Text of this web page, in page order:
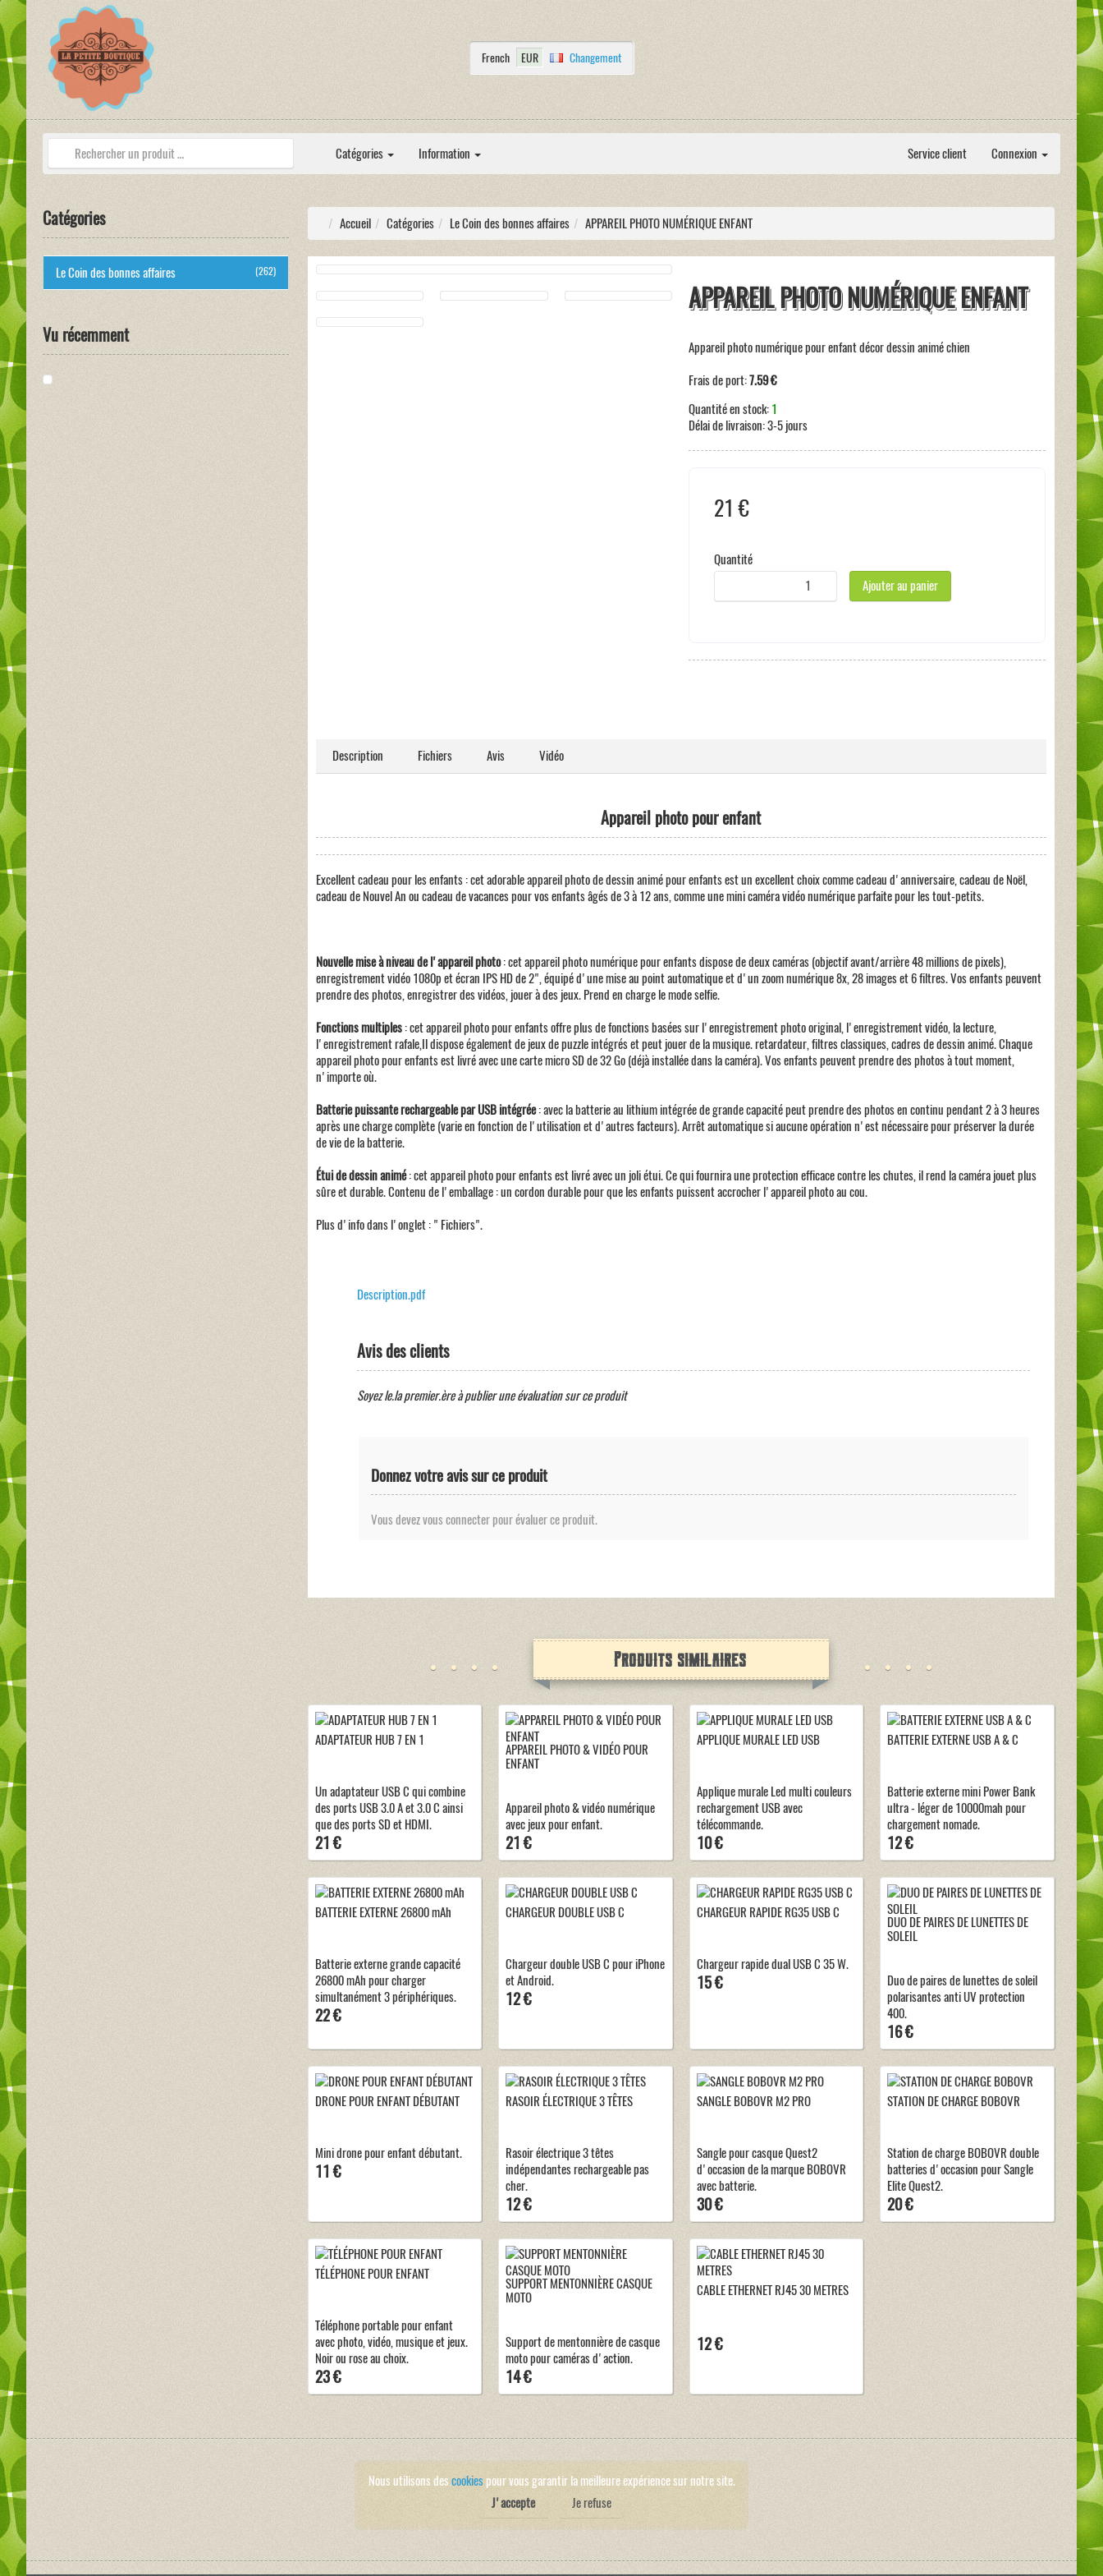
French EUR Changement
Catégories Information Service client Connexion
Catégories
Le Coin des bonnes affaires (262)
Vu récemment
Accueil Catégories Le Coin des bonnes affaires APPAREIL PHOTO NUMÉRIQUE ENFANT
APPAREIL PHOTO NUMÉRIQUE ENFANT
Appareil photo numérique pour enfant décor dessin animé chien
Frais de port:7.59 €
Quantité en stock: 1
Délai de livraison:3-5 jours
21 €
Quantité
Ajouter au panier
Description Fichiers Avis Vidéo
Appareil photo pour enfant
Excellent cadeau pour les enfants : cet adorable appareil photo de dessin animé pour enfants est un excellent choix comme cadeau d'anniversaire, cadeau de Noël,
cadeau de Nouvel An ou cadeau de vacances pour vos enfants âgés de 3 à 12 ans, comme une mini caméra vidéo numérique parfaite pour les tout-petits.
Nouvelle mise à niveau de l'appareil photo: cet appareil photo numérique pour enfants dispose de deux caméras (objectif avant/arrière 48 millions de pixels),
enregistrement vidéo 1080p et écran IPS HD de 2", équipé d'une mise au point automatique et d'un zoom numérique 8x, 28 images et 6 filtres. Vos enfants peuvent
prendre des photos, enregistrer des vidéos, jouer à des jeux. Prend en charge le mode selfie.
Fonctions multiples : cet appareil photo pour enfants offre plus de fonctions basées sur l'enregistrement photo original, l'enregistrement vidéo, la lecture,
l'enregistrement rafale,Il dispose également de jeux de puzzle intégrés et peut jouer de la musique. retardateur, filtres classiques, cadres de dessin animé. Chaque
appareil photo pour enfants est livré avec une carte micro SD de 32 Go (déjà installée dans la caméra). Vos enfants peuvent prendre des photos à tout moment,
n'importe où.
Batterie puissante rechargeable par USB intégrée: avec la batterie au lithium intégrée de grande capacité peut prendre des photos en continu pendant 2 à 3 heures
après une charge complète (varie en fonction de l'utilisation et d'autres facteurs). Arrêt automatique si aucune opération n'est nécessaire pour préserver la durée
de vie de la batterie.
Étui de dessin animé: cet appareil photo pour enfants est livré avec un joli étui. Ce qui fournira une protection efficace contre les chutes, il rend la caméra jouet plus
sûre et durable. Contenu de l'emballage : un cordon durable pour que les enfants puissent accrocher l'appareil photo au cou.
Plus d'info dans l'onglet : " Fichiers".
Description.pdf
Avis des clients
Soyez le.la premier.ère à publier une évaluation sur ce produit
Donnez votre avis sur ce produit
Vous devez vous connecter pour évaluer ce produit.
Produits similaires
ADAPTATEUR HUB 7 EN 1
Un adaptateur USB C qui combine
des ports USB 3.0 A et 3.0 C ainsi
que des ports SD et HDMI.
21 €
APPAREIL PHOTO & VIDÉO POUR
ENFANT
Appareil photo & vidéo numérique
avec jeux pour enfant.
21 €
APPLIQUE MURALE LED USB
Applique murale Led multi couleurs
rechargement USB avec
télécommande.
10 €
BATTERIE EXTERNE USB A & C
Batterie externe mini Power Bank
ultra - léger de 10000mah pour
chargement nomade.
12 €
BATTERIE EXTERNE 26800 mAh
Batterie externe grande capacité
26800 mAh pour charger
simultanément 3 périphériques.
22 €
CHARGEUR DOUBLE USB C
Chargeur double USB C pour iPhone
et Android.
12 €
CHARGEUR RAPIDE RG35 USB C
Chargeur rapide dual USB C 35 W.
15 €
DUO DE PAIRES DE LUNETTES DE
SOLEIL
Duo de paires de lunettes de soleil
polarisantes anti UV protection
400.
16 €
DRONE POUR ENFANT DÉBUTANT
Mini drone pour enfant débutant.
11 €
RASOIR ÉLECTRIQUE 3 TÊTES
Rasoir électrique 3 têtes
indépendantes rechargeable pas
cher.
12 €
SANGLE BOBOVR M2 PRO
Sangle pour casque Quest2
d'occasion de la marque BOBOVR
avec batterie.
30 €
STATION DE CHARGE BOBOVR
Station de charge BOBOVR double
batteries d'occasion pour Sangle
Elite Quest2.
20 €
TÉLÉPHONE POUR ENFANT
Téléphone portable pour enfant
avec photo, vidéo, musique et jeux.
Noir ou rose au choix.
23 €
SUPPORT MENTONNIÈRE CASQUE
MOTO
Support de mentonnière de casque
moto pour caméras d'action.
14 €
CABLE ETHERNET RJ45 30 METRES
12 €
Nous utilisons des cookiespour vous garantir la meilleure expérience sur notre site.
J'accepte
Je refuse